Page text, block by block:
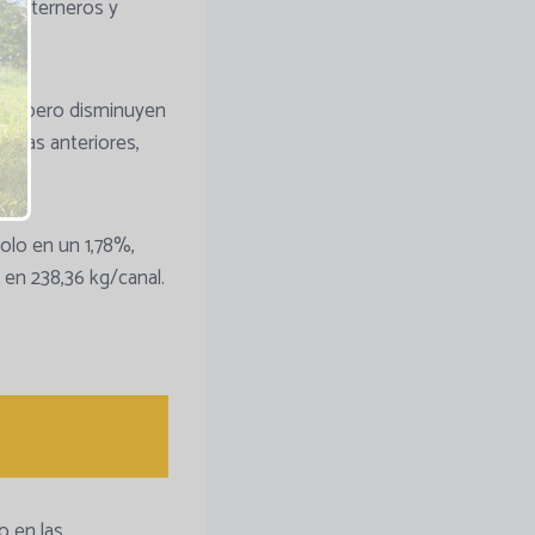
terneros y
pero disminuyen
anteriores,
en un 1,78%,
238,36 kg/canal.